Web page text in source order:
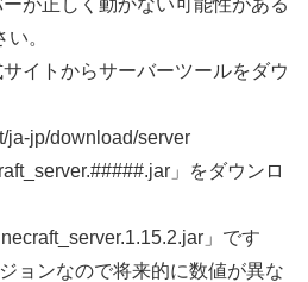
。
イトからサーバーツールをダウ
ja-jp/download/server
」をダウンロ
」です
ョンなので将来的に数値が異な